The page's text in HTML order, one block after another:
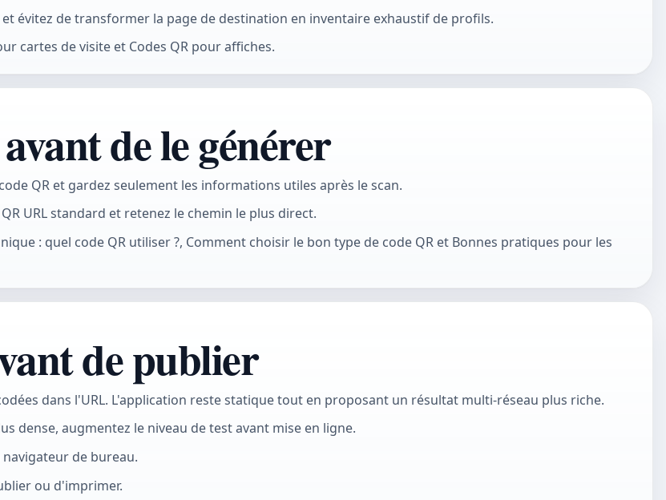
évitez de transformer la page de destination en inventaire exhaustif de profils.
cartes de visite et Codes QR pour affiches.
de le générer
QR et gardez seulement les informations utiles après le scan.
URL standard et retenez le chemin le plus direct.
: quel code QR utiliser ?, Comment choisir le bon type de code QR et Bonnes pratiques pour les
de publier
dans l'URL. L'application reste statique tout en proposant un résultat multi-réseau plus riche.
dense, augmentez le niveau de test avant mise en ligne.
de bureau.
ou d'imprimer.